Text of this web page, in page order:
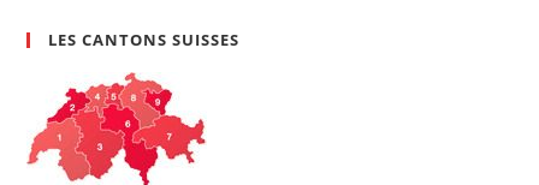
LES CANTONS SUISSES